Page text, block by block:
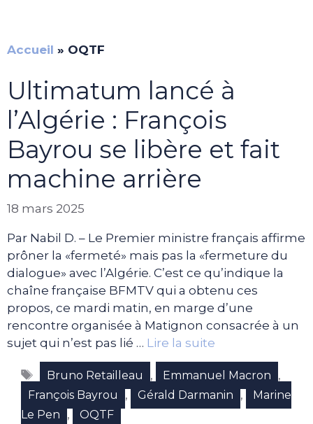
Accueil » OQTF
Ultimatum lancé à
l’Algérie : François
Bayrou se libère et fait
machine arrière
18 mars 2025
Par Nabil D. – Le Premier ministre français affirme
prôner la «fermeté» mais pas la «fermeture du
dialogue» avec l’Algérie. C’est ce qu’indique la
chaîne française BFMTV qui a obtenu ces
propos, ce mardi matin, en marge d’une
rencontre organisée à Matignon consacrée à un
sujet qui n’est pas lié … Lire la suite
Étiquettes
Bruno Retailleau , Emmanuel Macron ,
François Bayrou , Gérald Darmanin ,
Marine
Le Pen
, OQTF